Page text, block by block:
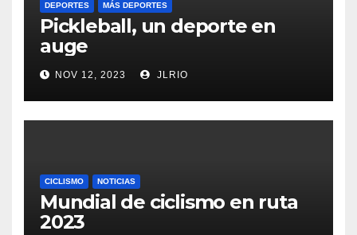
DEPORTES MÁS DEPORTES
Pickleball, un deporte en
auge
NOV 12, 2023 JLRIO
CICLISMO NOTICIAS
Mundial de ciclismo en ruta
2023